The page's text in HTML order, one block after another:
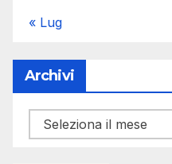
« Lug
Archivi
Archivi